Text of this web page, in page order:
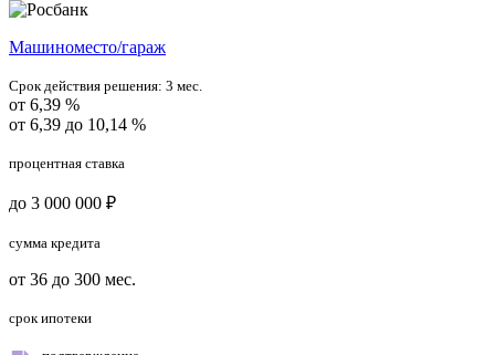
Машиноместо/гараж
Срок действия решения: 3 мес.
от 6,39 %
от 6,39 до 10,14 %
процентная ставка
до 3 000 000 ₽
сумма кредита
от 36 до 300 мес.
срок ипотеки